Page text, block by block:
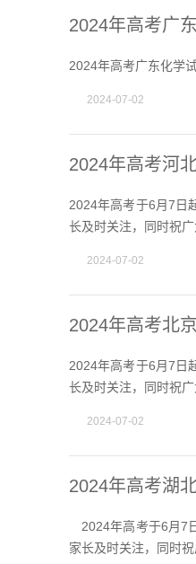
2024年高考广
2024年高考广东化学
2024-07-02
2024年高考河
2024年高考于6月7日
长及时关注，同时祝
2024-07-02
2024年高考北
2024年高考于6月7日
长及时关注，同时祝
2024-07-02
2024年高考湖
2024年高考于6月7
家长及时关注，同时